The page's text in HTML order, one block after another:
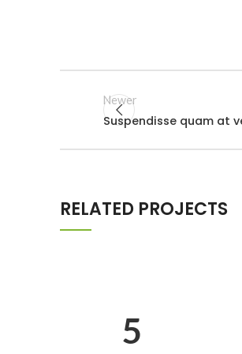
Newer
Suspendisse quam at
RELATED PROJECTS
5